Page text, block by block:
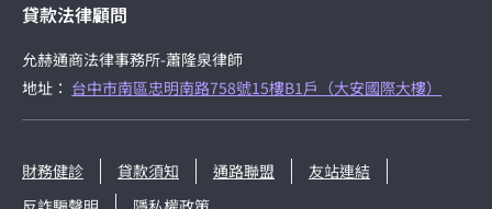
貸款法律顧問
允赫通商法律事務所-蕭隆泉律師
地址： 台中市南區忠明南路758號15樓B1戶（大安國際大樓）
財務健診 貸款須知 通路聯盟
友站連結